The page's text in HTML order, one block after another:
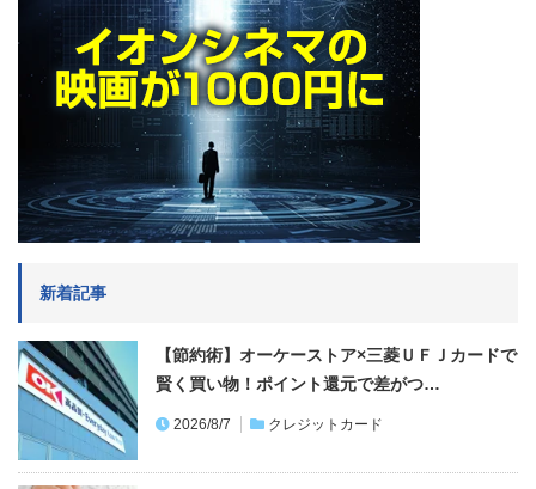
新着記事
【節約術】オーケーストア×三菱ＵＦＪカードで
賢く買い物！ポイント還元で差がつ…
2026/8/7 クレジットカード